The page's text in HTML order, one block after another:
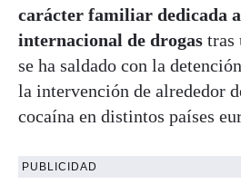
carácter familiar dedicada
internacional de drogas tras
se ha saldado con la
la intervención de alrededor
cocaína en distintos países
PUBLICIDAD